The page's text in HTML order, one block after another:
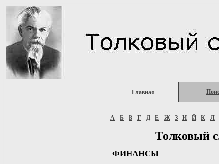
Главная
А Б В Г Д Е Ж З И Й К Л
Толковый
ФИНАНСЫ